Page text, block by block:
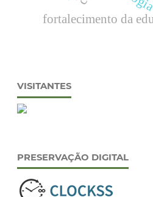
fortalecimento da
VISITANTES
PRESERVAÇÃO DIGITAL